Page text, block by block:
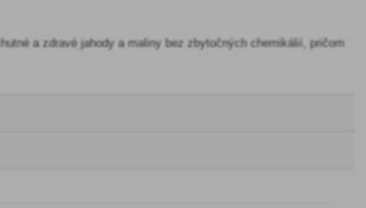
a zdravé jahody a maliny bez zbytočných chemikálií, pričom